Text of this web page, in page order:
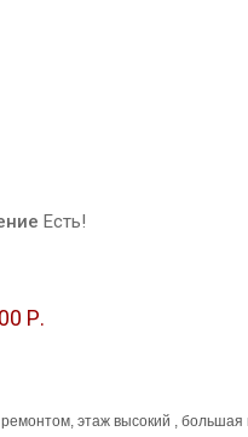
Есть!
Р.
этаж высокий ,